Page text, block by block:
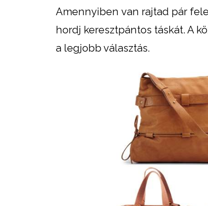
Amennyiben van rajtad pár
hordj keresztpántos táskát. A
a legjobb választás.